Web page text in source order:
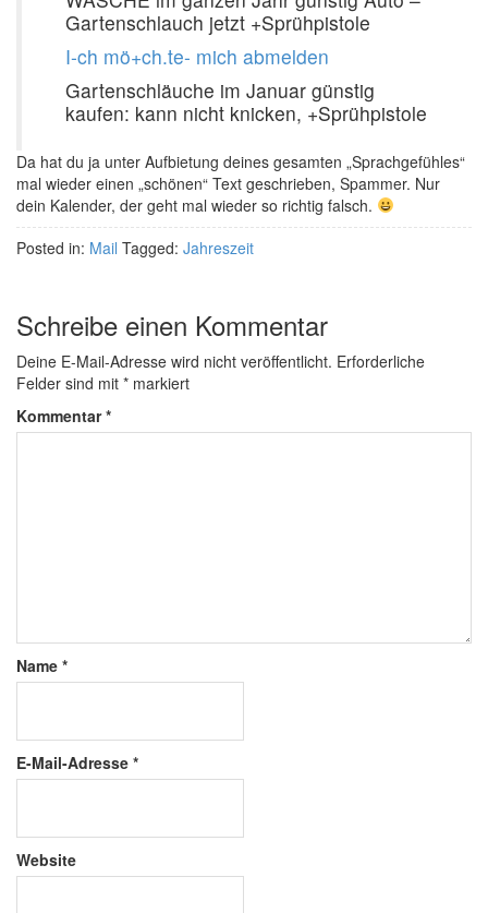
Gartenschlauch jetzt +Sprühpistole
I-ch mö+ch.te- mich abmelden
Gartenschläuche im Januar günstig
kaufen: kann nicht knicken, +Sprühpistole
Da hat du ja unter Aufbietung deines gesamten „Sprachgefühles“
mal wieder einen „schönen“ Text geschrieben, Spammer. Nur
dein Kalender, der geht mal wieder so richtig falsch.
Posted in: Mail Tagged: Jahreszeit
Schreibe einen Kommentar
Deine E-Mail-Adresse wird nicht veröffentlicht. Erforderliche
Felder sind mit * markiert
Kommentar*
Name *
E-Mail-Adresse *
Website